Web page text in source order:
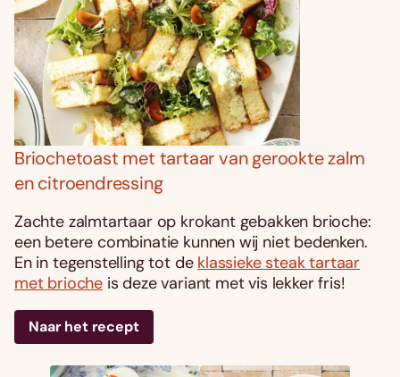
Briochetoast met tartaar van gerookte zalm
en citroendressing
Zachte zalmtartaar op krokant gebakken brioche:
een betere combinatie kunnen wij niet bedenken.
En in tegenstelling tot de klassieke steak tartaar
met brioche is deze variant met vis lekker fris!
Naar het recept